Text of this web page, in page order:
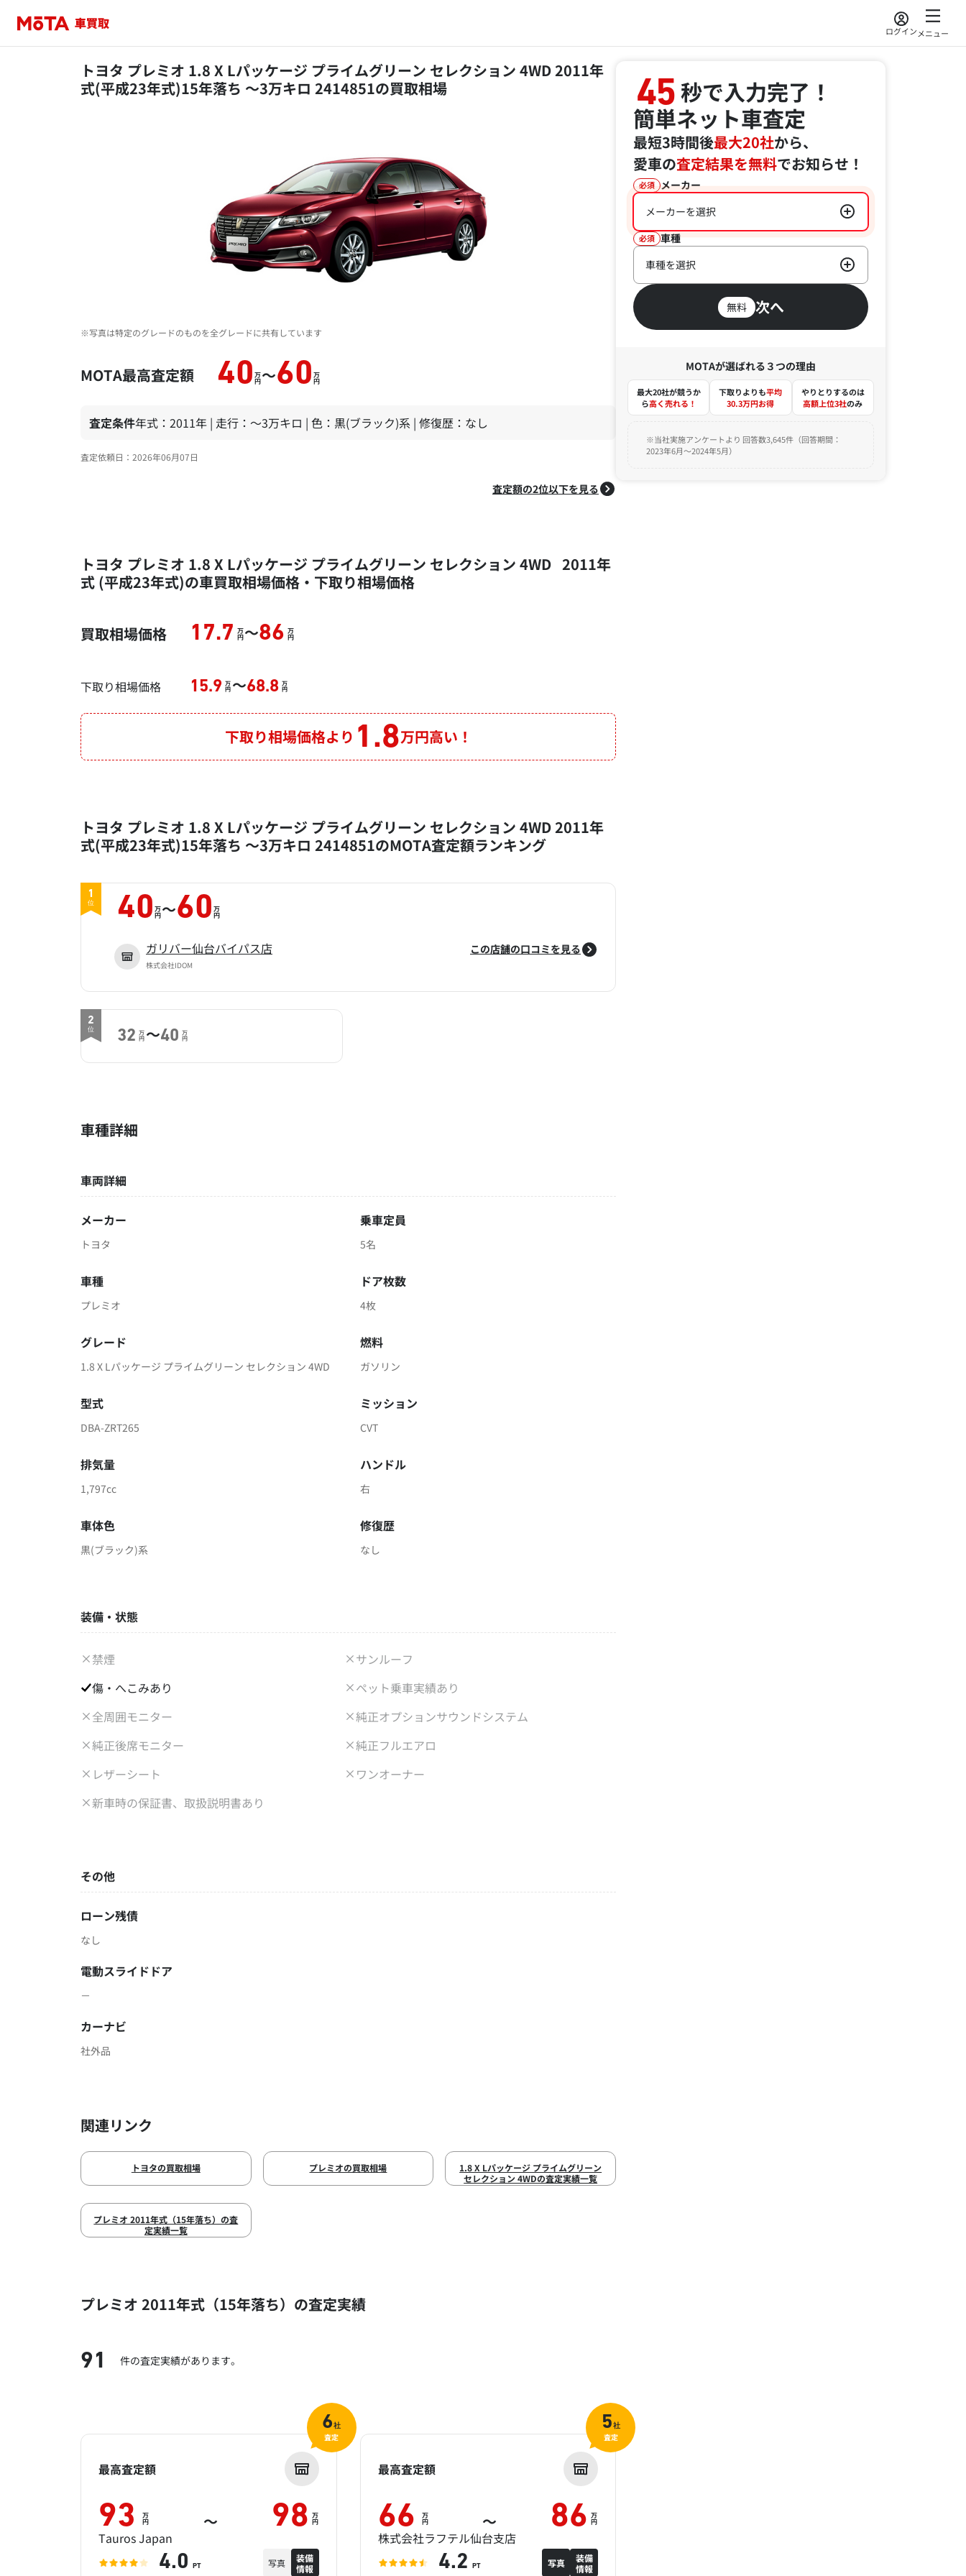
ログインメニュー
トヨタ プレミオ 1.8 X Lパッケージ プライムグリーン セレクション 4WD 2011年
式(平成23年式)15年落ち ～3万キロ 2414851の買取相場
※写真は特定のグレードのものを全グレードに共有しています
MOTA最高査定額 40 万
円～60 万
円
査定条件年式：2011年 | 走行：～3万キロ | 色：黒(ブラック)系 | 修復歴：なし
査定依頼日：2026年06月07日
査定額の2位以下を見る
トヨタ プレミオ 1.8 X Lパッケージ プライムグリーン セレクション 4WD 2011年
式 (平成23年式)の車買取相場価格・下取り相場価格
買取相場価格 17.7 万
円～86 万
円
下取り相場価格 15.9 万
円 ～68.8 万
円
下取り相場価格より 1.8万円高い！
トヨタ プレミオ 1.8 X Lパッケージ プライムグリーン セレクション 4WD 2011年
式(平成23年式)15年落ち ～3万キロ 2414851のMOTA査定額ランキング
1
位 40 万
円～60 万
円
ガリバー仙台バイパス店
株式会社IDOM
この店舗の口コミを見る
2
位 32 万
円 ～40 万
円
車種詳細
車両詳細
メーカー
トヨタ
乗車定員
5名
車種
プレミオ
ドア枚数
4枚
グレード
1.8 X Lパッケージ プライムグリーン セレクション 4WD
燃料
ガソリン
型式
DBA-ZRT265
ミッション
CVT
排気量
1,797cc
ハンドル
右
車体色
黒(ブラック)系
修復歴
なし
装備・状態
禁煙
サンルーフ
傷・へこみあり
ペット乗車実績あり
全周囲モニター
純正オプションサウンドシステム
純正後席モニター
純正フルエアロ
レザーシート
ワンオーナー
新車時の保証書、取扱説明書あり
その他
ローン残債
なし
電動スライドドア
－
カーナビ
社外品
関連リンク
トヨタの買取相場 プレミオの買取相場
1.8 X Lパッケージ プライムグリーン
セレクション 4WDの査定実績一覧
プレミオ 2011年式（15年落ち）の査
定実績一覧
プレミオ 2011年式（15年落ち）の査定実績
91 件の査定実績があります。
最高査定額
93 万
円 ～ 98 万
円
Tauros Japan
4.0 PT 写真
装備
情報
6社
査定
最高査定額
66 万
円 ～ 86 万
円
株式会社ラフテル仙台支店
4.2 PT 写真
装備
情報
5社
査定
45秒で入力完了！
簡単ネット車査定
最短3時間後最大20社から、
愛車の査定結果を無料でお知らせ！
必須 メーカー
メーカーを選択
必須 車種
車種を選択
無料 次へ
MOTAが選ばれる３つの理由
最大20社が競うか
ら高く売れる！
下取りよりも平均
30.3万円お得
やりとりするのは
高額上位3社のみ
※当社実施アンケートより 回答数3,645件（回答期間：
2023年6月～2024年5月）